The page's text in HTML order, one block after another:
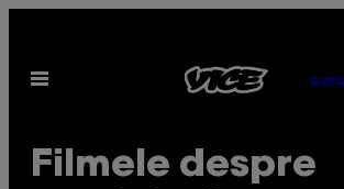
content
Open
Filmele despre